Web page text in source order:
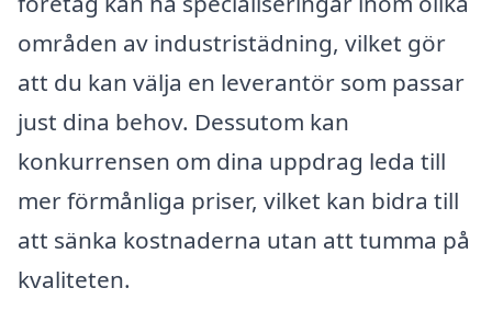
områden av industristädning, vilket gör
att du kan välja en leverantör som passar
just dina behov. Dessutom kan
konkurrensen om dina uppdrag leda till
mer förmånliga priser, vilket kan bidra till
att sänka kostnaderna utan att tumma på
kvaliteten.